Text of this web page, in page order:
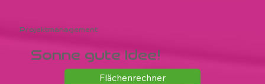
Projektmanagement
Sonne gute Idee!
Flächenrechner